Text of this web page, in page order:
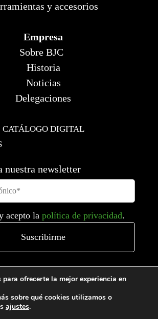
y accesorios
Empresa
Sobre BJC
Historia
Noticias
Delegaciones
CATÁLOGO DIGITAL
nuestra newsletter
acepto la política de privacidad.
ofrecerte la mejor experiencia en
sobre qué cookies utilizamos o
ajustes.